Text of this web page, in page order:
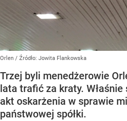
Orlen / Źródło: Jowita Flankowska
Trzej byli menedżerowie
lata trafić za kraty.
akt oskarżenia w sprawie
państwowej spółki.